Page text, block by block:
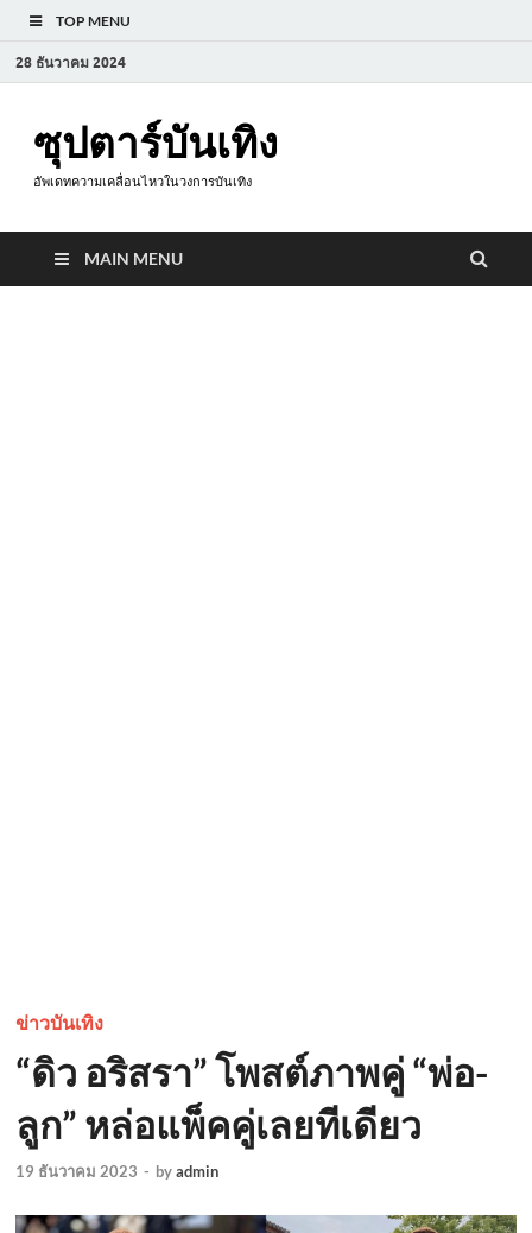
TOP MENU
28 ธันวาคม 2024
ซุปตาร์บันเทิง
อัพเดทความเคลื่อนไหวในวงการบันเทิง
MAIN MENU
ข่าวบันเทิง
“ดิว อริสรา” โพสต์ภาพคู่ “พ่อ-
ลูก” หล่อแพ็คคู่เลยทีเดียว
19 ธันวาคม 2023 - byadmin